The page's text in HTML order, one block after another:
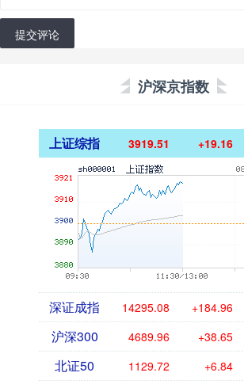
提交评论
沪深京指数
上证综指 3919.51 +19.16
深证成指 14295.08 +184.96
沪深300 4689.96 +38.65
北证50 1129.72 +6.84